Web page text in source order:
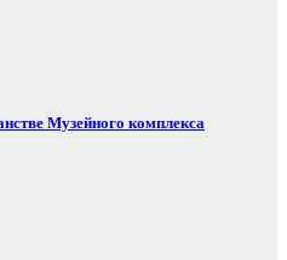
Музейного комплекса